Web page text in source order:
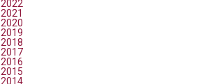
2022
2021
2020
2019
2018
2017
2016
2015
2014